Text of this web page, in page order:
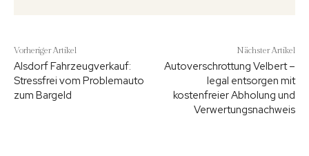
Vorheriger Artikel
Alsdorf Fahrzeugverkauf:
Stressfrei vom Problemauto
zum Bargeld
Nächster Artikel
Autoverschrottung Velbert –
legal entsorgen mit
kostenfreier Abholung und
Verwertungsnachweis